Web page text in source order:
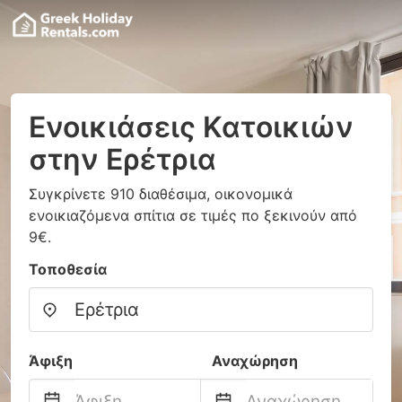
Ενοικιάσεις Κατοικιών
στην Ερέτρια
Συγκρίνετε 910 διαθέσιμα, οικονομικά
ενοικιαζόμενα σπίτια σε τιμές πο ξεκινούν από
9€.
Τοποθεσία
Άφιξη Αναχώρηση